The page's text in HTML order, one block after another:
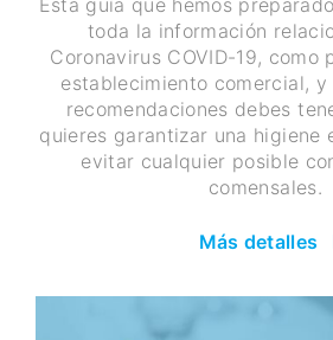
toda la información
Coronavirus COVID-19, como
establecimiento comercial, y
recomendaciones debes
quieres garantizar una higiene
evitar cualquier posible
comensales.
Más detalles